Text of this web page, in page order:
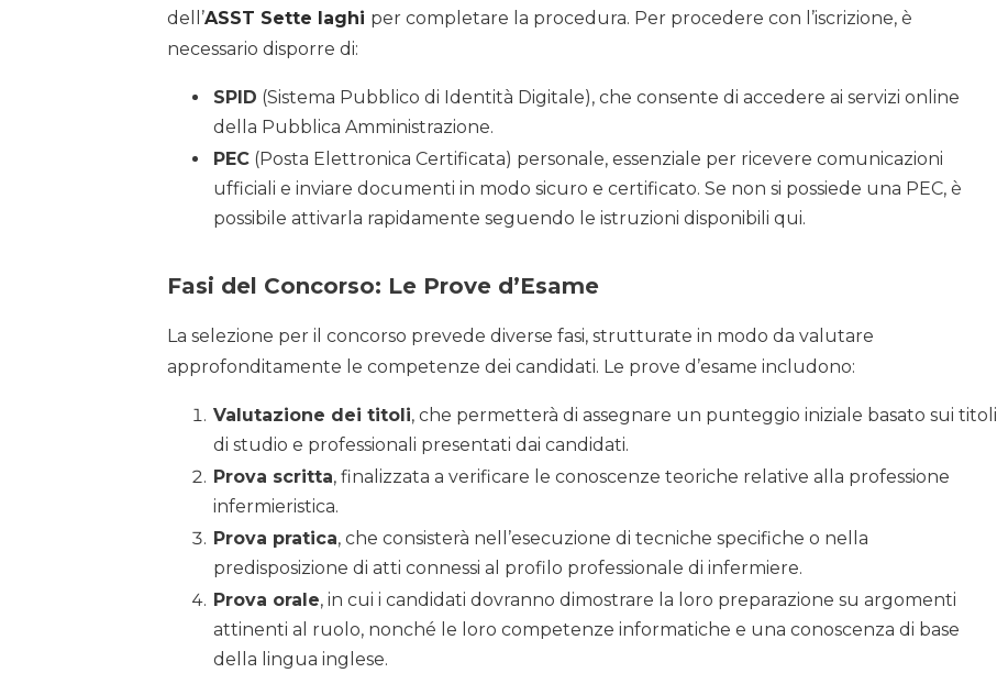
dell’ASST Sette laghi per completare la procedura. Per procedere con l’iscrizione, è
necessario disporre di:
SPID (Sistema Pubblico di Identità Digitale), che consente di accedere ai servizi online
della Pubblica Amministrazione.
PEC (Posta Elettronica Certificata) personale, essenziale per ricevere comunicazioni
ufficiali e inviare documenti in modo sicuro e certificato. Se non si possiede una PEC, è
possibile attivarla rapidamente seguendo le istruzioni disponibili qui.
Fasi del Concorso: Le Prove d’Esame
La selezione per il concorso prevede diverse fasi, strutturate in modo da valutare
approfonditamente le competenze dei candidati. Le prove d’esame includono:
Valutazione dei titoli, che permetterà di assegnare un punteggio iniziale basato sui titoli
di studio e professionali presentati dai candidati.
Prova scritta, finalizzata a verificare le conoscenze teoriche relative alla professione
infermieristica.
Prova pratica, che consisterà nell’esecuzione di tecniche specifiche o nella
predisposizione di atti connessi al profilo professionale di infermiere.
Prova orale, in cui i candidati dovranno dimostrare la loro preparazione su argomenti
attinenti al ruolo, nonché le loro competenze informatiche e una conoscenza di base
della lingua inglese.